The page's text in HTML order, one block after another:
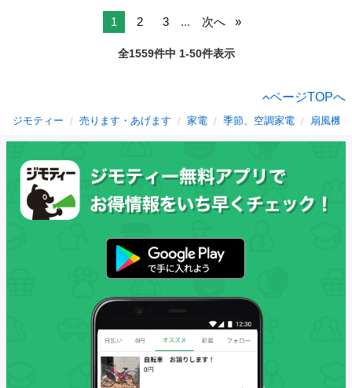
1 2 3 ... 次へ
全1559件中 1-50件表示
ページTOPへ
ジモティー 売ります・あげます 家電 季節、空調家電 扇風機